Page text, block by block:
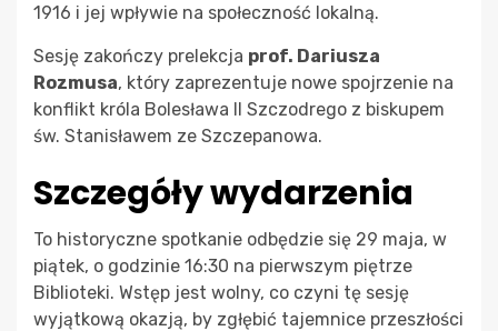
1916 i jej wpływie na społeczność lokalną.
Sesję zakończy prelekcja prof. Dariusza
Rozmusa, który zaprezentuje nowe spojrzenie na
konflikt króla Bolesława II Szczodrego z biskupem
św. Stanisławem ze Szczepanowa.
Szczegóły wydarzenia
To historyczne spotkanie odbędzie się 29 maja, w
piątek, o godzinie 16:30 na pierwszym piętrze
Biblioteki. Wstęp jest wolny, co czyni tę sesję
wyjątkową okazją, by zgłębić tajemnice przeszłości